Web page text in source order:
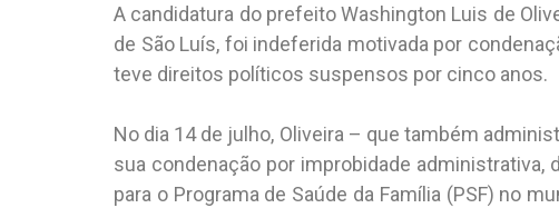
A candidatura do prefeito Washington Luis de
de São Luís, foi indeferida motivada por
teve direitos políticos suspensos por cinco anos.
No dia 14 de julho, Oliveira – que também
sua condenação por improbidade
para o Programa de Saúde da Família (PSF) no